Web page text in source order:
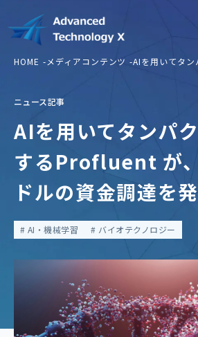
HOME メディアコンテンツ AIを用いてタ
ニュース記事
AIを用いてタンパ
するProfluent が
ドルの資金調達を
AI・機械学習 バイオテクノロジー